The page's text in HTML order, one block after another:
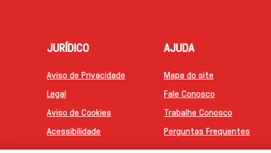
JURÍDICO
Aviso de Privacidade
Legal
Aviso de Cookies
Acessibilidade
AJUDA
Mapa do site
Fale Conosco
Trabalhe Conosco
Perguntas Frequentes